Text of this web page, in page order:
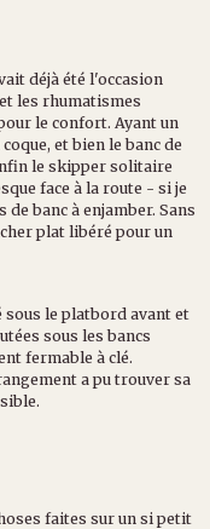
déjà été l'occasion
les rhumatismes
le confort. Ayant un
et bien le banc de
le skipper solitaire
face à la route - si je
banc à enjamber. Sans
plat libéré pour un
sous le platbord avant et
sous les bancs
fermable à clé.
a pu trouver sa
faites sur un si petit